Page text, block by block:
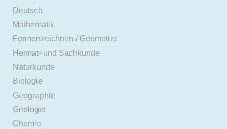
Deutsch
Mathematik
Formenzeichnen / Geometrie
Heimat- und Sachkunde
Naturkunde
Biologie
Geographie
Geologie
Chemie